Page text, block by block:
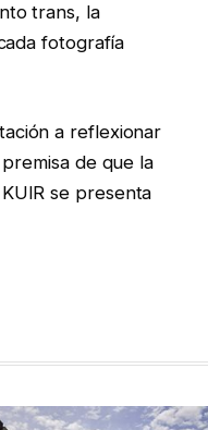
trans, la
fotografía
a reflexionar
de que la
se presenta